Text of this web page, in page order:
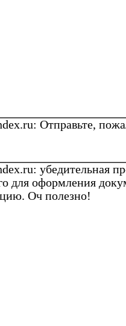
: Отправьте,
: убедительная
для оформления
Оч полезно!